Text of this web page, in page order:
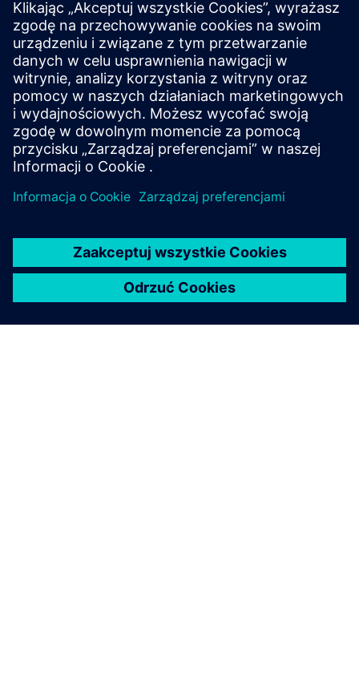
Bember 360
Zapewnia właścicielom nieruchomości kontrolę nad
podróżami użytkowników w budynku dla najemców,
operatorów, kupujących, odwiedzających, dostawców
technologii i usług.
Dowiedz się więcej